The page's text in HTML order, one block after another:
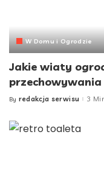
W Domu i Ogrodzie
Jakie wiaty
przechowywania
Posted
By redakcja serwisu 3